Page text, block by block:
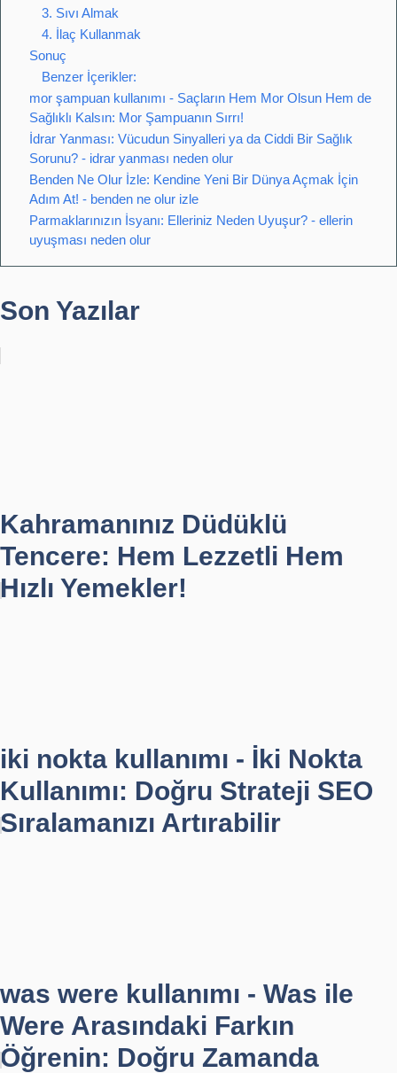
3. Sıvı Almak
4. İlaç Kullanmak
Sonuç
Benzer İçerikler:
mor şampuan kullanımı - Saçların Hem Mor Olsun Hem de
Sağlıklı Kalsın: Mor Şampuanın Sırrı!
İdrar Yanması: Vücudun Sinyalleri ya da Ciddi Bir Sağlık
Sorunu? - idrar yanması neden olur
Benden Ne Olur İzle: Kendine Yeni Bir Dünya Açmak İçin
Adım At! - benden ne olur izle
Parmaklarınızın İsyanı: Elleriniz Neden Uyuşur? - ellerin
uyuşması neden olur
Son Yazılar
Kahramanınız Düdüklü
Tencere: Hem Lezzetli Hem
Hızlı Yemekler!
iki nokta kullanımı - İki Nokta
Kullanımı: Doğru Strateji SEO
Sıralamanızı Artırabilir
was were kullanımı - Was ile
Were Arasındaki Farkın
Öğrenin: Doğru Zamanda